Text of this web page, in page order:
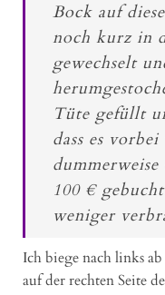
Bock auf
noch kurz in
gewechselt
Tüte gefüllt
dass es
100 €
weniger
Ich biege nach links
auf der rechten Seite